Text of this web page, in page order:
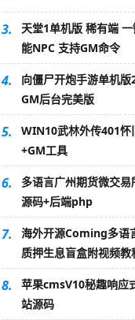
3.
天堂1单机版 稀有端
能NPC 支持GM命令
4.
向僵尸开炮手游单机
GM后台完美版
5.
WIN10武林外传401怀
+GM工具
6.
多语言广州期货微交
源码+后端php
7.
海外开源Coming多语
质押生息盲盒附视频教
8.
苹果cmsV10秘趣响应
站源码